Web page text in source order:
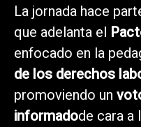
La jornada hace
que adelanta el
enfocado en la
de los derechos
promoviendo un
informadode cara